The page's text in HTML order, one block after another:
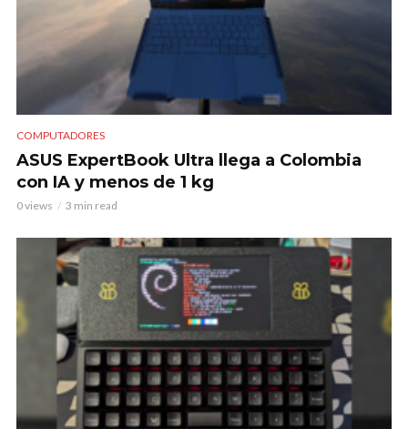
COMPUTADORES
ASUS ExpertBook Ultra llega a Colombia
con IA y menos de 1 kg
0 views 3 min read